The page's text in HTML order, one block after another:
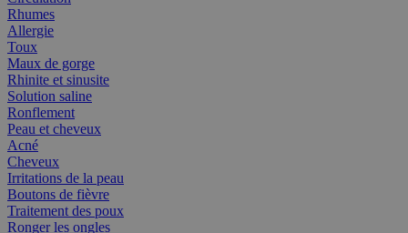
Rhumes
Allergie
Toux
Maux de gorge
Rhinite et sinusite
Solution saline
Ronflement
Peau et cheveux
Acné
Cheveux
Irritations de la peau
Boutons de fièvre
Traitement des poux
Ronger les ongles